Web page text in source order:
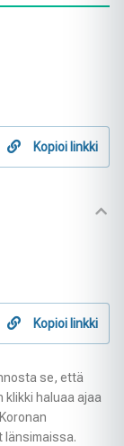
Kopioi linkki
Kopioi linkki
se, että
klikki haluaa ajaa
länsimaissa.